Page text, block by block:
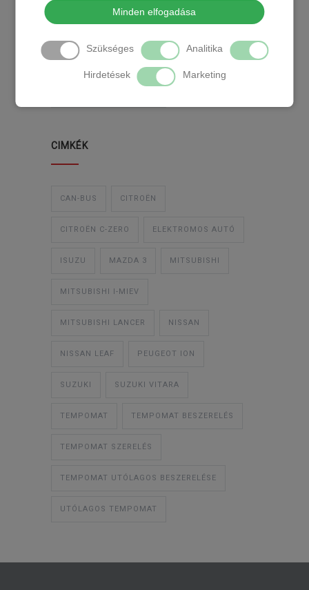
Minden elfogadása
Szükséges Analitika
Hirdetések Marketing
TEMPOMAT TEMPOMAT BESZERELÉS
CIMKÉK
CAN-BUS CITROËN
CITROËN C-ZERO ELEKTROMOS AUTÓ
ISUZU MAZDA 3 MITSUBISHI
MITSUBISHI I-MIEV
MITSUBISHI LANCER NISSAN
NISSAN LEAF PEUGEOT ION
SUZUKI SUZUKI VITARA
TEMPOMAT TEMPOMAT BESZERELÉS
TEMPOMAT SZERELÉS
TEMPOMAT UTÓLAGOS BESZERELÉSE
UTÓLAGOS TEMPOMAT